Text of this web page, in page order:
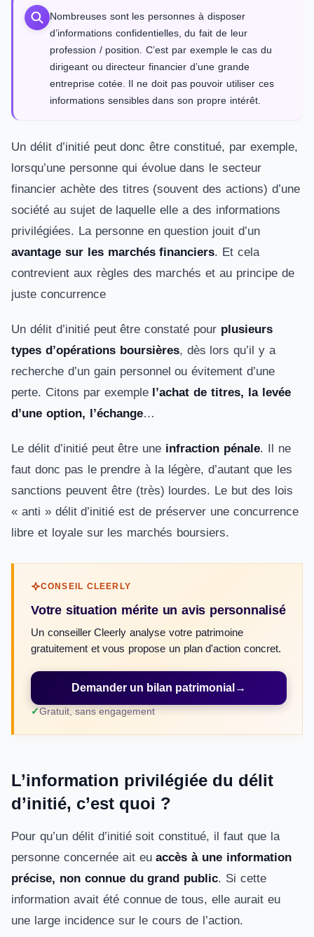
Nombreuses sont les personnes à disposer
d’informations confidentielles, du fait de leur
profession / position. C’est par exemple le cas du
dirigeant ou directeur financier d’une grande
entreprise cotée. Il ne doit pas pouvoir utiliser ces
informations sensibles dans son propre intérêt.
Un délit d’initié peut donc être constitué, par exemple,
lorsqu’une personne qui évolue dans le secteur
financier achète des titres (souvent des actions) d’une
société au sujet de laquelle elle a des informations
privilégiées. La personne en question jouit d’un
avantage sur les marchés financiers. Et cela
contrevient aux règles des marchés et au principe de
juste concurrence
Un délit d’initié peut être constaté pour plusieurs
types d’opérations boursières, dès lors qu’il y a
recherche d’un gain personnel ou évitement d’une
perte. Citons par exemple l’achat de titres, la levée
d’une option, l’échange…
Le délit d’initié peut être une infraction pénale. Il ne
faut donc pas le prendre à la légère, d’autant que les
sanctions peuvent être (très) lourdes. Le but des lois
« anti » délit d’initié est de préserver une concurrence
libre et loyale sur les marchés boursiers.
CONSEIL CLEERLY
Votre situation mérite un avis personnalisé
Un conseiller Cleerly analyse votre patrimoine
gratuitement et vous propose un plan d'action concret.
Demander un bilan patrimonial →
Gratuit, sans engagement
L’information privilégiée du délit
d’initié, c’est quoi ?
Pour qu’un délit d’initié soit constitué, il faut que la
personne concernée ait euaccès à une information
précise, non connue du grand public. Si cette
information avait été connue de tous, elle aurait eu
une large incidence sur le cours de l’action.